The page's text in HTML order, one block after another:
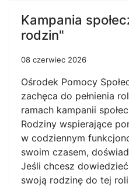
Kampania
rodzin"
08 czerwiec 2026
Ośrodek Pomocy
zachęca do pełnienia
ramach kampanii
Rodziny wspierające
w codziennym
swoim czasem,
Jeśli chcesz
swoją rodzinę do tej